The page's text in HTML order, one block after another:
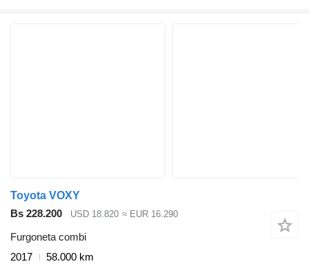
Toyota VOXY
Bs 228.200
USD 18.820 ≈ EUR 16.290
Furgoneta combi
2017
58.000 km